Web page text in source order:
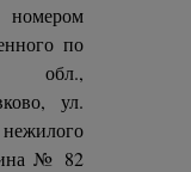
по
обл.,
ул.
№ 82